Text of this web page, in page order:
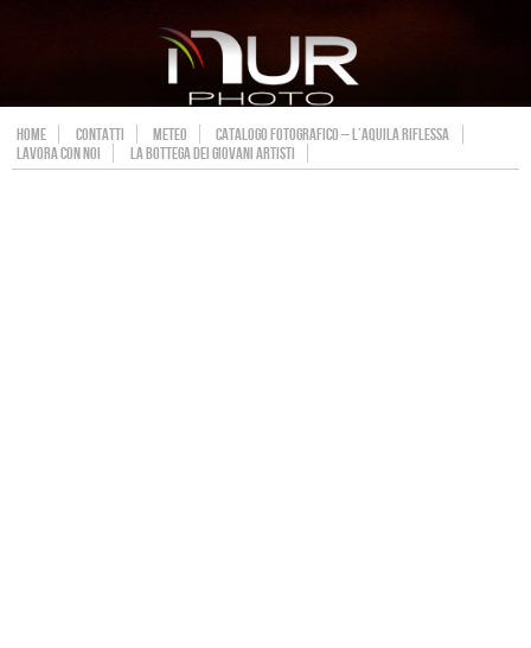
HOME CONTATTI METEO
CATALOGO FOTOGRAFICO – L’AQUILA RIFLESSA
LAVORA CON NOI
LA BOTTEGA DEI GIOVANI ARTISTI